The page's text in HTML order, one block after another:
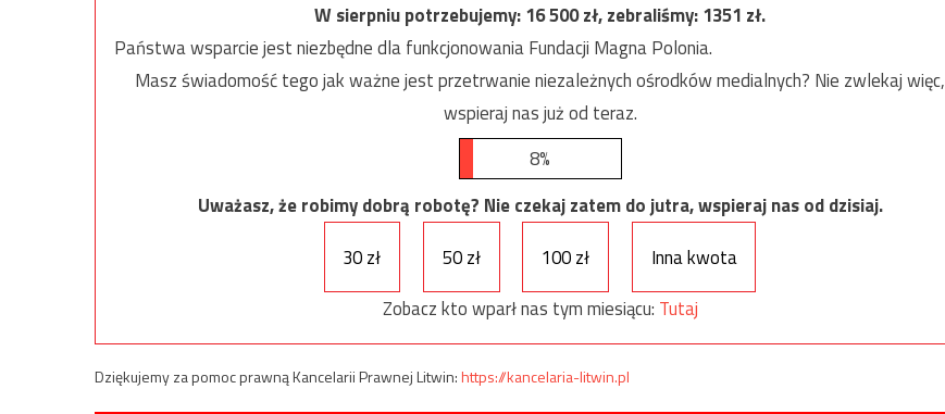
W sierpniu potrzebujemy:16 500zł, zebraliśmy:1351 zł.
Państwa wsparcie jest niezbędne dla funkcjonowania Fundacji Magna Polonia.
Masz świadomość tego jak ważne jest przetrwanie niezależnych ośrodków medialnych? Nie zwlekaj więc,
wspieraj nas już od teraz.
8%
Uważasz, że robimy dobrą robotę? Nie czekaj zatem do jutra, wspieraj nas od dzisiaj.
30 zł
50 zł 100 zł
Inna kwota
Zobacz kto wparł nas tym miesiącu: Tutaj
Dziękujemy za pomoc prawną Kancelarii Prawnej Litwin:https://kancelaria-litwin.pl